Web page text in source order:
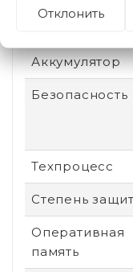
Производитель
Аккумулятор
Безопасность
Техпроцесс
Степень
Оперативная
память
Отклонить